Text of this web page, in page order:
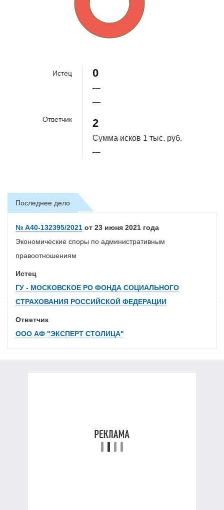
Истец
Ответчик
0
—
—
2
Сумма исков 1 тыс. руб.
—
Последнее дело
№ А40-132395/2021 от 23 июня 2021 года
Экономические споры по административным
правоотношениям
Истец
ГУ - МОСКОВСКОЕ РО ФОНДА СОЦИАЛЬНОГО
СТРАХОВАНИЯ РОССИЙСКОЙ ФЕДЕРАЦИИ
Ответчик
ООО АФ "ЭКСПЕРТ СТОЛИЦА"